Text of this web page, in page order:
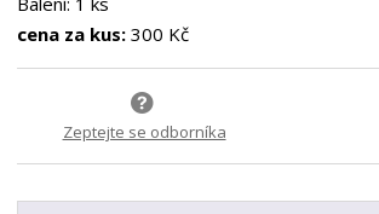
cena za kus: 300 Kč
Zeptejte se odborníka